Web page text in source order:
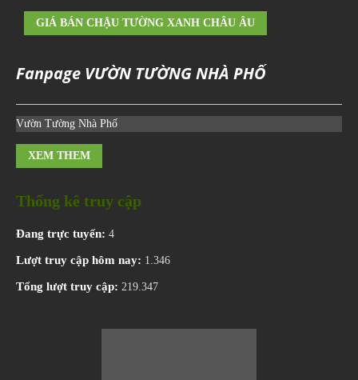
GIÁ BÁN CHẬU TƯỜNG XANH CHÂU ÂU
Fanpage VƯỜN TƯỜNG NHÀ PHỐ
Vườn Tường Nhà Phố
XEM THEM
Thống kê truy cập
Đang trực tuyến: 4
Lượt truy cập hôm nay: 1.346
Tổng lượt truy cập: 219.347